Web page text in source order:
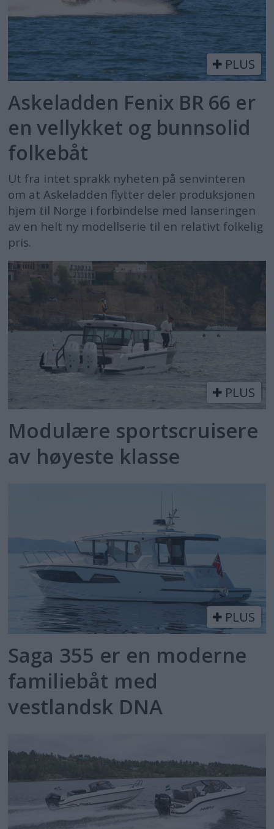
PLUS
Askeladden Fenix BR 66 er
en vellykket og bunnsolid
folkebåt
Ut fra intet sprakk nyheten på senvinteren
om at Askeladden flytter deler produksjonen
hjem til Norge i forbindelse med lanseringen
av en helt ny modellserie til en relativt folkelig
pris.
PLUS
Modulære sportscruisere
av høyeste klasse
PLUS
Saga 355 er en moderne
familiebåt med
vestlandsk DNA